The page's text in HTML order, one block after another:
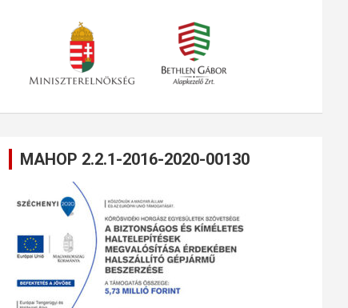
MAHOP 2.2.1-2016-2020-00130